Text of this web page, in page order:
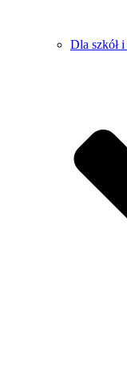
Dla szkół